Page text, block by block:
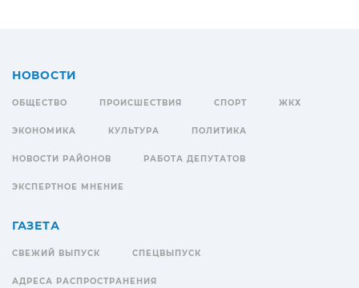
НОВОСТИ
ОБЩЕСТВО ПРОИСШЕСТВИЯ СПОРТ ЖКХ
ЭКОНОМИКА КУЛЬТУРА ПОЛИТИКА
НОВОСТИ РАЙОНОВ РАБОТА ДЕПУТАТОВ
ЭКСПЕРТНОЕ МНЕНИЕ
ГАЗЕТА
СВЕЖИЙ ВЫПУСК СПЕЦВЫПУСК
АДРЕСА РАСПРОСТРАНЕНИЯ